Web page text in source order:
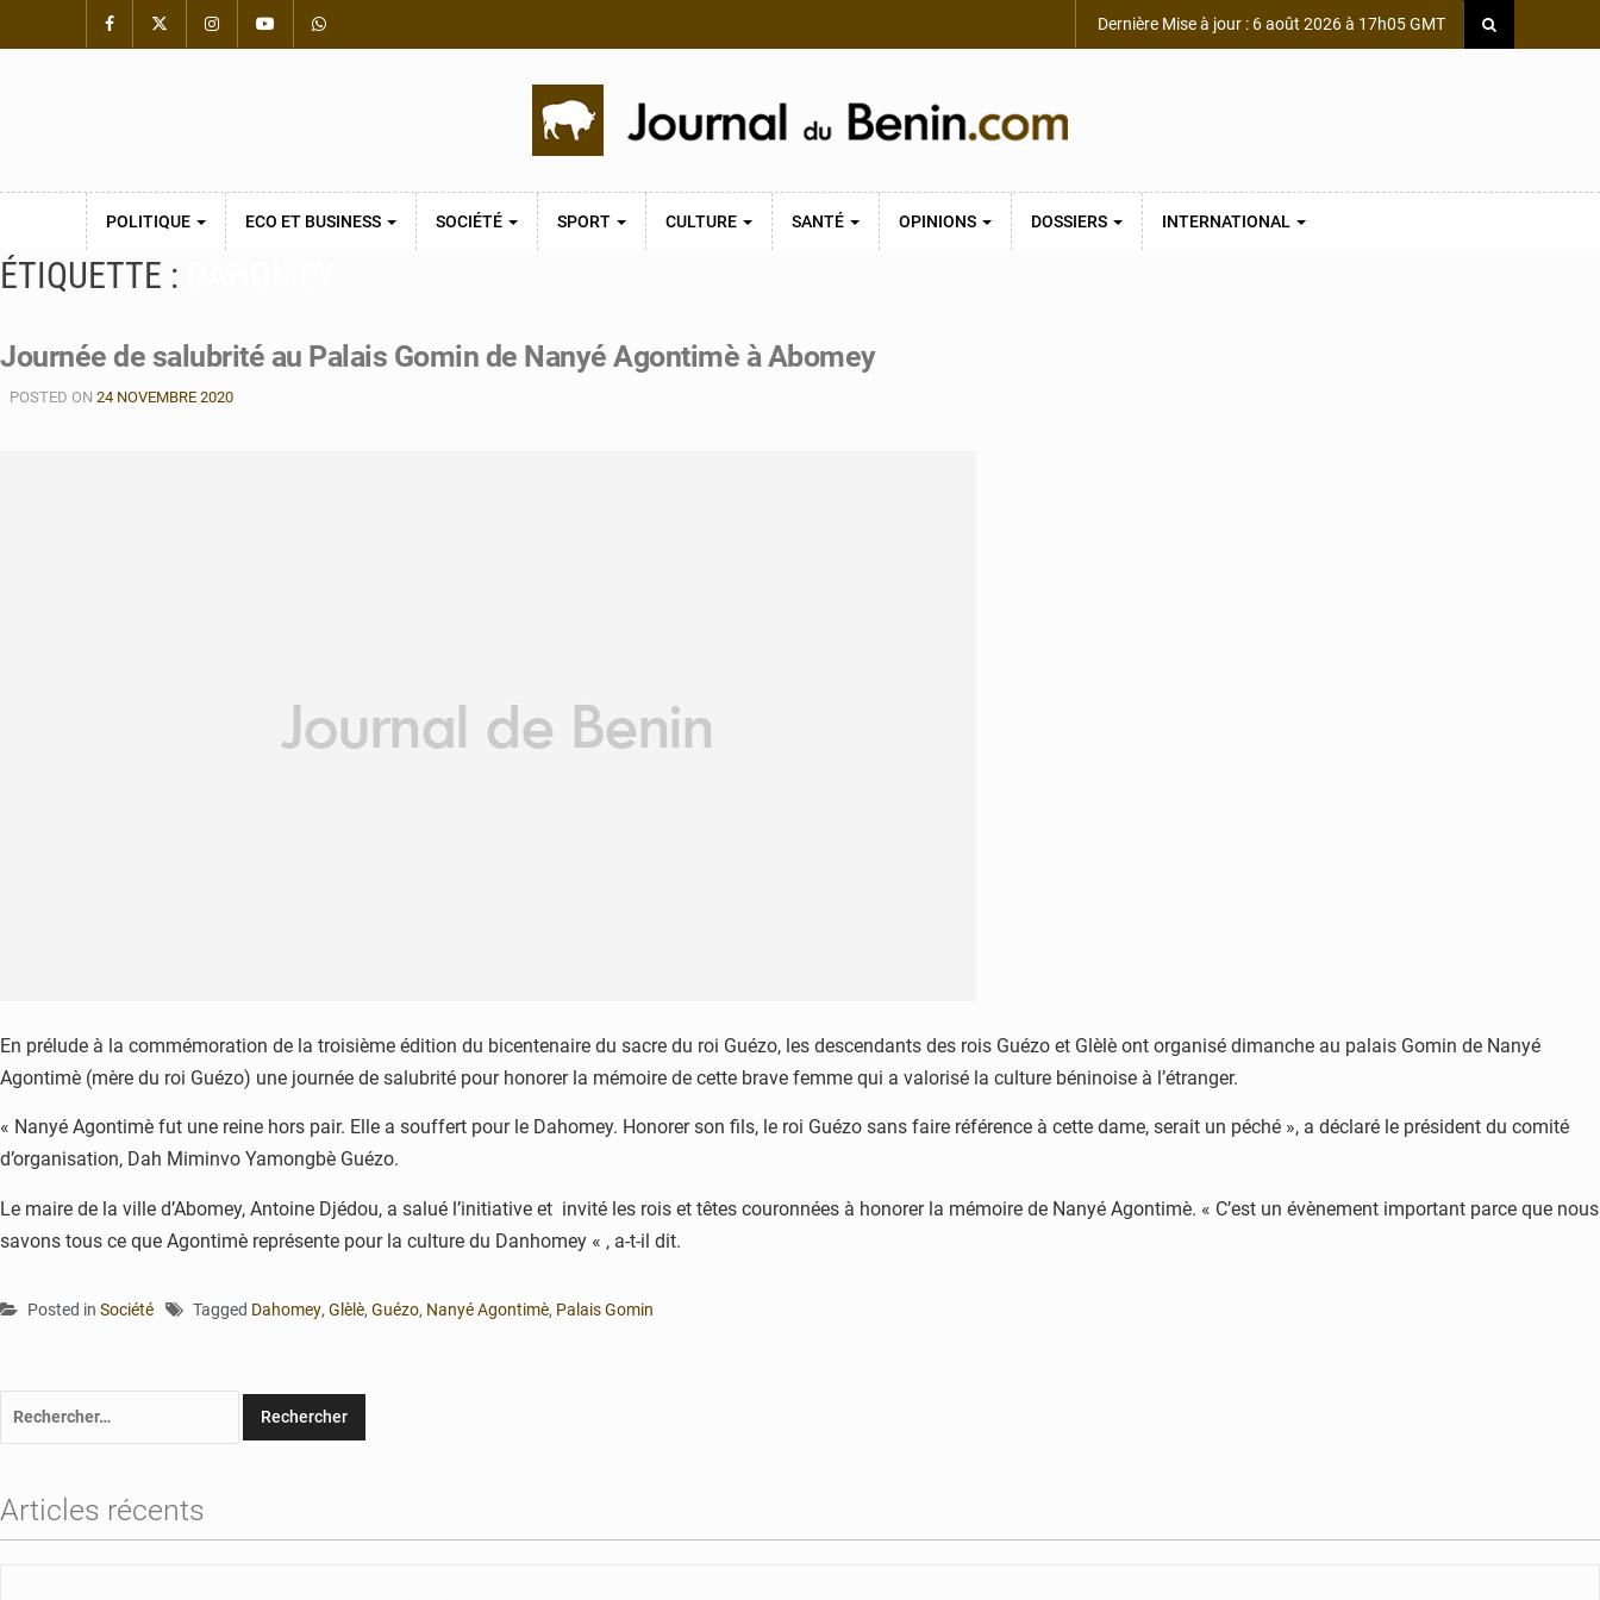
Dernière Mise à jour : 6 août 2026 à 17h05 GMT
POLITIQUE ECO ET BUSINESS SOCIÉTÉ SPORT CULTURE SANTÉ OPINIONS DOSSIERS INTERNATIONAL
ÉTIQUETTE :
Journée de salubrité au Palais Gomin de Nanyé Agontimè à Abomey
POSTED ON 24 NOVEMBRE 2020
En prélude à la commémoration de la troisième édition du bicentenaire du sacre du roi Guézo, les descendants des rois Guézo et Glèlè ont organisé dimanche au palais Gomin de Nanyé
Agontimè (mère du roi Guézo) une journée de salubrité pour honorer la mémoire de cette brave femme qui a valorisé la culture béninoise à l’étranger.
« Nanyé Agontimè fut une reine hors pair. Elle a souffert pour le Dahomey. Honorer son fils, le roi Guézo sans faire référence à cette dame, serait un péché », a déclaré le président du comité
d’organisation, Dah Miminvo Yamongbè Guézo.
Le maire de la ville d’Abomey, Antoine Djédou, a salué l’initiative et invité les rois et têtes couronnées à honorer la mémoire de Nanyé Agontimè. « C’est un évènement important parce que nous
savons tous ce que Agontimè représente pour la culture du Danhomey « , a-t-il dit.
Posted in Société Tagged Dahomey, Glèlè, Guézo, Nanyé Agontimè, Palais Gomin
Articles récents